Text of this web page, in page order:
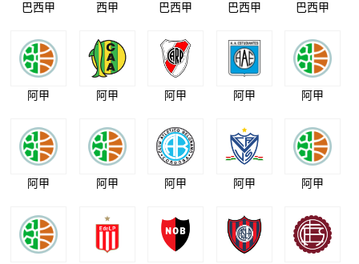
巴西甲 西甲 巴西甲 巴西甲 巴西甲
阿甲 阿甲 阿甲 阿甲 阿甲
阿甲 阿甲 阿甲 阿甲 阿甲